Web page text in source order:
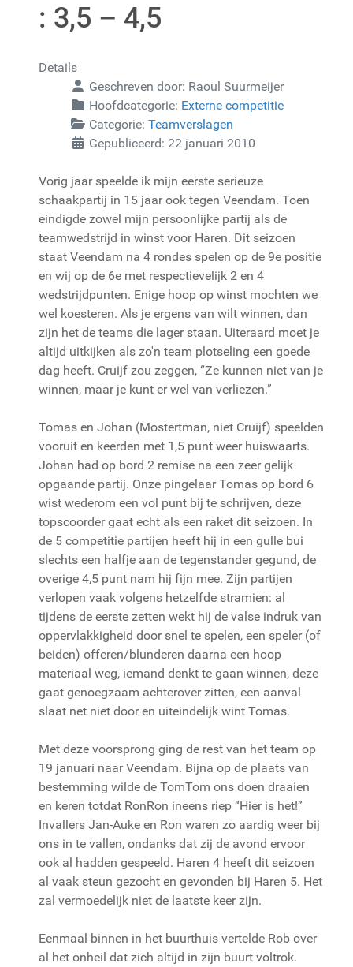
: 3,5 – 4,5
Details
Geschreven door: Raoul Suurmeijer
Hoofdcategorie: Externe competitie
Categorie: Teamverslagen
Gepubliceerd: 22 januari 2010
Vorig jaar speelde ik mijn eerste serieuze
schaakpartij in 15 jaar ook tegen Veendam. Toen
eindigde zowel mijn persoonlijke partij als de
teamwedstrijd in winst voor Haren. Dit seizoen
staat Veendam na 4 rondes spelen op de 9e positie
en wij op de 6e met respectievelijk 2 en 4
wedstrijdpunten. Enige hoop op winst mochten we
wel koesteren. Als je ergens van wilt winnen, dan
zijn het de teams die lager staan. Uiteraard moet je
altijd uitkijken als zo'n team plotseling een goede
dag heeft. Cruijf zou zeggen, “Ze kunnen niet van je
winnen, maar je kunt er wel van verliezen.”
Tomas en Johan (Mostertman, niet Cruijf) speelden
vooruit en keerden met 1,5 punt weer huiswaarts.
Johan had op bord 2 remise na een zeer gelijk
opgaande partij. Onze pingelaar Tomas op bord 6
wist wederom een vol punt bij te schrijven, deze
topscoorder gaat echt als een raket dit seizoen. In
de 5 competitie partijen heeft hij in een gulle bui
slechts een halfje aan de tegenstander gegund, de
overige 4,5 punt nam hij fijn mee. Zijn partijen
verlopen vaak volgens hetzelfde stramien: al
tijdens de eerste zetten wekt hij de valse indruk van
oppervlakkigheid door snel te spelen, een speler (of
beiden) offeren/blunderen daarna een hoop
materiaal weg, iemand denkt te gaan winnen, deze
gaat genoegzaam achterover zitten, een aanval
slaat net niet door en uiteindelijk wint Tomas.
Met deze voorsprong ging de rest van het team op
19 januari naar Veendam. Bijna op de plaats van
bestemming wilde de TomTom ons doen draaien
en keren totdat RonRon ineens riep “Hier is het!”
Invallers Jan-Auke en Ron waren zo aardig weer bij
ons in te vallen, ondanks dat zij de avond ervoor
ook al hadden gespeeld. Haren 4 heeft dit seizoen
al vaak steun gezocht en gevonden bij Haren 5. Het
zal vermoedelijk niet de laatste keer zijn.
Eenmaal binnen in het buurthuis vertelde Rob over
al het onheil dat zich altijd in zijn buurt voltrok.